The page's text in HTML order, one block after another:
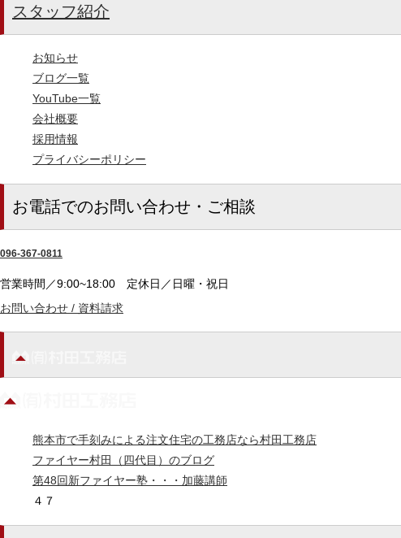
スタッフ紹介
お知らせ
ブログ一覧
YouTube一覧
会社概要
採用情報
プライバシーポリシー
お電話でのお問い合わせ・ご相談
096-367-0811
営業時間／9:00~18:00 定休日／日曜・祝日
お問い合わせ / 資料請求
熊本市で手刻みによる注文住宅の工務店なら村田工務店
ファイヤー村田（四代目）のブログ
第48回新ファイヤー塾・・・加藤講師
４７